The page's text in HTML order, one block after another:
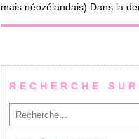
mais néozélandais) Dans la
RECHERCHE